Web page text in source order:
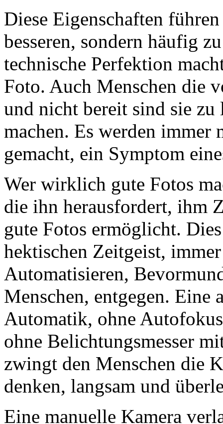
Diese Eigenschaften
besseren, sondern häufig
technische Perfektion
Foto. Auch Menschen die
und nicht bereit sind sie
machen. Es werden immer
gemacht, ein Symptom
Wer wirklich gute Fotos
die ihn herausfordert, ihm
gute Fotos ermöglicht.
hektischen Zeitgeist,
Automatisieren,
Menschen, entgegen. Eine
Automatik, ohne
ohne Belichtungsmesser
zwingt den Menschen die
denken, langsam und
Eine manuelle Kamera